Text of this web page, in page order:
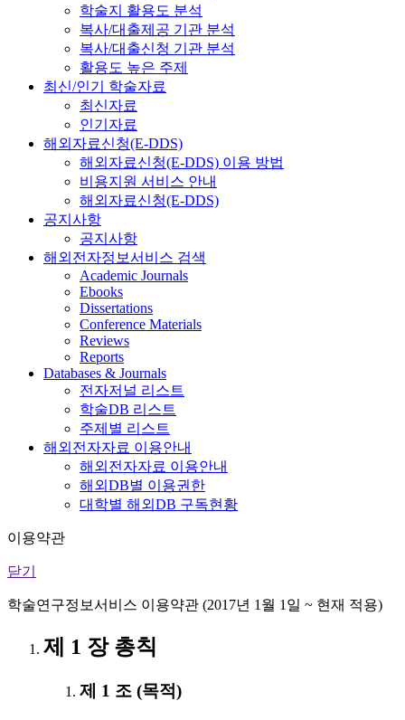
학술지 활용도 분석
복사/대출제공 기관 분석
복사/대출신청 기관 분석
활용도 높은 주제
최신/인기 학술자료
최신자료
인기자료
해외자료신청(E-DDS)
해외자료신청(E-DDS) 이용 방법
비용지원 서비스 안내
해외자료신청(E-DDS)
공지사항
공지사항
해외전자정보서비스 검색
Academic Journals
Ebooks
Dissertations
Conference Materials
Reviews
Reports
Databases & Journals
전자저널 리스트
학술DB 리스트
주제별 리스트
해외전자자료 이용안내
해외전자자료 이용안내
해외DB별 이용권한
대학별 해외DB 구독현황
이용약관
닫기
학술연구정보서비스 이용약관 (2017년 1월 1일 ~ 현재 적용)
제 1 장 총칙
제 1 조 (목적)